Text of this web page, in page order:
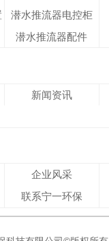
潜水推流器电控柜
潜水推流器配件
新闻资讯
企业风采
联系宁一环保